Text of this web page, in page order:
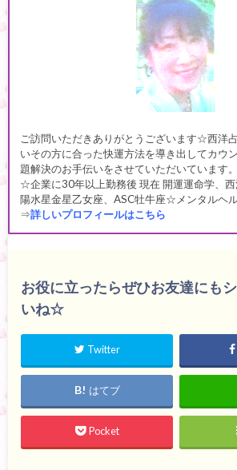
ご訪問いただきありがとうございます☆西洋
いその方に合った快運方法を導き出してカウ
題解決のお手伝いをさせていただいています。
☆企業に30年以上勤務後 現在 開運運命学、
陽水星金星乙女座、ASC牡牛座☆メンタルヘ
⇒詳しいプロフィールはこちら
お役に立ったらぜひお友達にも
いね☆
Twitter
はてブ
Pocket